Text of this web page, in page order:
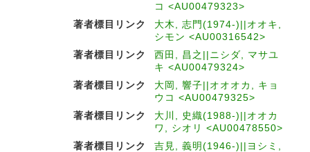
コ <AU00479323>
著者標目リンク
大木, 志門(1974-)||オオキ,
シモン <AU00316542>
著者標目リンク
西田, 昌之||ニシダ, マサユ
キ <AU00479324>
著者標目リンク
大岡, 響子||オオオカ, キョ
ウコ <AU00479325>
著者標目リンク
大川, 史織(1988-)||オオカ
ワ, シオリ <AU00478550>
著者標目リンク
吉見, 義明(1946-)||ヨシミ,